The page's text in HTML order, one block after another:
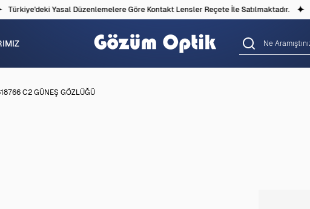
Yasal Düzenlemelere Göre Kontakt Lensler Reçete İle Satılmaktadır.
C2 GÜNEŞ GÖZLÜĞÜ